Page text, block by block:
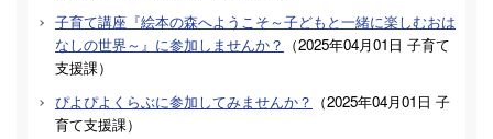
子育て講座『絵本の森へようこそ～子どもと一緒に楽しむおは
なしの世界～』に参加しませんか？ （2025年04月01日 子育て
支援課）
ぴよぴよくらぶに参加してみませんか？ （2025年04月01日 子
育て支援課）